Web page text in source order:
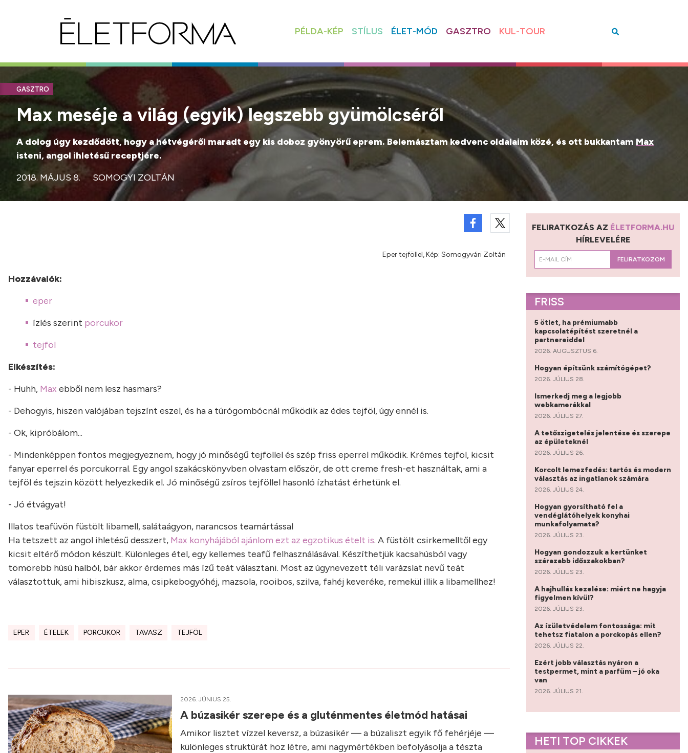
PÉLDA-KÉP STÍLUS ÉLET-MÓD GASZTRO KUL-TOUR
GASZTRO
Max meséje a világ (egyik) legszebb gyümölcséről
A dolog úgy kezdődött, hogy a hétvégéről maradt egy kis doboz gyönyörű eprem. Belemásztam kedvenc oldalaim közé, és ott bukkantam Max
isteni, angol ihletésű receptjére.
2018. MÁJUS 8.
SOMOGYI ZOLTÁN
Eper tejföllel, Kép: Somogyvári Zoltán
Hozzávalók:
eper
ízlés szerint porcukor
tejföl
Elkészítés:
- Huhh, Max ebből nem lesz hasmars?
- Dehogyis, hiszen valójában tejszínt eszel, és ha a túrógombócnál működik az édes tejföl, úgy ennél is.
- Ok, kipróbálom...
- Mindenképpen fontos megjegyeznem, hogy jó minőségű tejföllel és szép friss eperrel működik. Krémes tejföl, kicsit
fanyar eperrel és porcukorral. Egy angol szakácskönyvben olvastam először, de ott creme fresh-et használtak, ami a
tejföl és tejszin között helyezkedik el. Jó minőségű zsíros tejföllel hasonló ízhatást érhetünk el.
- Jó étvágyat!
Illatos teafüvön füstölt libamell, salátaágyon, narancsos teamártással
Ha tetszett az angol ihletésű desszert, Max konyhájából ajánlom ezt az egzotikus ételt is. A füstölt csirkemelltől egy
kicsit eltérő módon készült. Különleges étel, egy kellemes teafű felhasználásával. Készíthetjük kacsahúsból vagy
tömörebb húsú halból, bár akkor érdemes más ízű teát választani. Most az úgynevezett téli varázslat nevű teát
választottuk, ami hibiszkusz, alma, csipkebogyóhéj, mazsola, rooibos, szilva, fahéj keveréke, remekül illik a libamellhez!
EPER ÉTELEK PORCUKOR TAVASZ TEJFÖL
2026. JÚNIUS 25.
A búzasikér szerepe és a gluténmentes életmód hatásai
Amikor lisztet vízzel keversz, a búzasikér — a búzaliszt egyik fő fehérjéje —
különleges struktúrát hoz létre, ami nagymértékben befolyásolja a tészta
FELIRATKOZÁS AZ ÉLETFORMA.HU
HÍRLEVELÉRE
FELIRATKOZOM
FRISS
5 ötlet, ha prémiumabb
kapcsolatépítést szeretnél a
partnereiddel
2026. AUGUSZTUS 6.
Hogyan építsünk számítógépet?
2026. JÚLIUS 28.
Ismerkedj meg a legjobb
webkamerákkal
2026. JÚLIUS 27.
A tetőszigetelés jelentése és szerepe
az épületeknél
2026. JÚLIUS 26.
Korcolt lemezfedés: tartós és modern
választás az ingatlanok számára
2026. JÚLIUS 24.
Hogyan gyorsítható fel a
vendéglátóhelyek konyhai
munkafolyamata?
2026. JÚLIUS 23.
Hogyan gondozzuk a kertünket
szárazabb időszakokban?
2026. JÚLIUS 23.
A hajhullás kezelése: miért ne hagyja
figyelmen kívül?
2026. JÚLIUS 23.
Az ízületvédelem fontossága: mit
tehetsz fiatalon a porckopás ellen?
2026. JÚLIUS 22.
Ezért jobb választás nyáron a
testpermet, mint a parfüm – jó oka
van
2026. JÚLIUS 21.
HETI TOP CIKKEK